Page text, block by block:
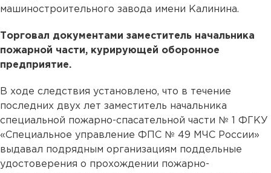
машиностроительного завода имени Калинина.
Торговал документами заместитель начальника
пожарной части, курирующей оборонное
предприятие.
В ходе следствия установлено, что в течение
последних двух лет заместитель начальника
специальной пожарно-спасательной части № 1 ФГКУ
«Специальное управление ФПС № 49 МЧС России»
выдавал подрядным организациям поддельные
удостоверения о прохождении пожарно-